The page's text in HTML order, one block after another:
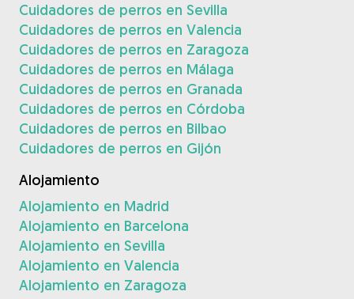
Cuidadores de perros en Sevilla
Cuidadores de perros en Valencia
Cuidadores de perros en Zaragoza
Cuidadores de perros en Málaga
Cuidadores de perros en Granada
Cuidadores de perros en Córdoba
Cuidadores de perros en Bilbao
Cuidadores de perros en Gijón
Alojamiento
Alojamiento en Madrid
Alojamiento en Barcelona
Alojamiento en Sevilla
Alojamiento en Valencia
Alojamiento en Zaragoza